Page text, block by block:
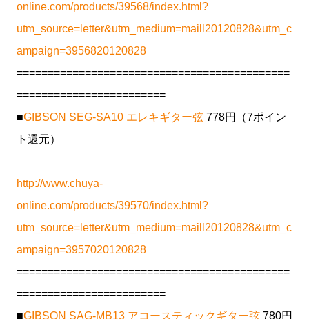
online.com/products/39568/index.html?
utm_source=letter&utm_medium=maill20120828&utm_c
ampaign=3956820120828
============================================
========================
■GIBSON SEG-SA10 エレキギター弦 778円（7ポイン
ト還元）
http://www.chuya-
online.com/products/39570/index.html?
utm_source=letter&utm_medium=maill20120828&utm_c
ampaign=3957020120828
============================================
========================
■GIBSON SAG-MB13 アコースティックギター弦 780円